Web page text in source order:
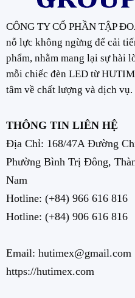
CÔNG TY CỔ PHẦN TẬP
nỗ lực không ngừng để cải
phẩm, nhằm mang lại sự hài
mỗi chiếc đèn LED từ
tâm về chất lượng và dịch vụ.
THÔNG TIN LIÊN HỆ
Địa Chỉ: 168/47A Đường
Phường Bình Trị Đông,
Nam
Hotline: (+84) 966 616 816
Hotline: (+84) 906 616 816
Email: hutimex@gmail.com
https://hutimex.com